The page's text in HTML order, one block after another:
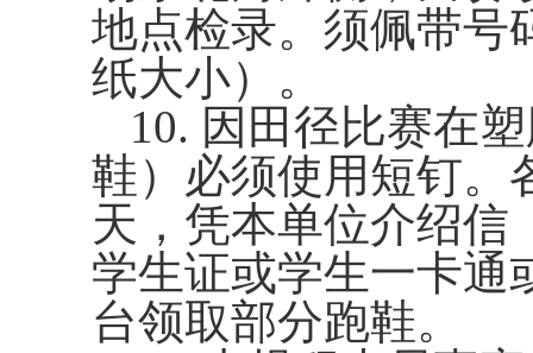
地点检录。须佩带号
纸大小）。
10. 因田径比赛在
鞋）必须使用短钉。
天，凭本单位介绍信
学生证或学生一卡通
台领取部分跑鞋。